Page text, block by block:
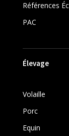
Références
PAC
Élevage
Volaille
Porc
Equin